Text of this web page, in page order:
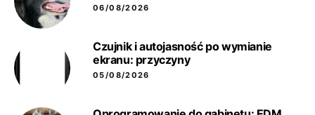
06/08/2026
Czujnik i autojasność po wymianie
ekranu: przyczyny
05/08/2026